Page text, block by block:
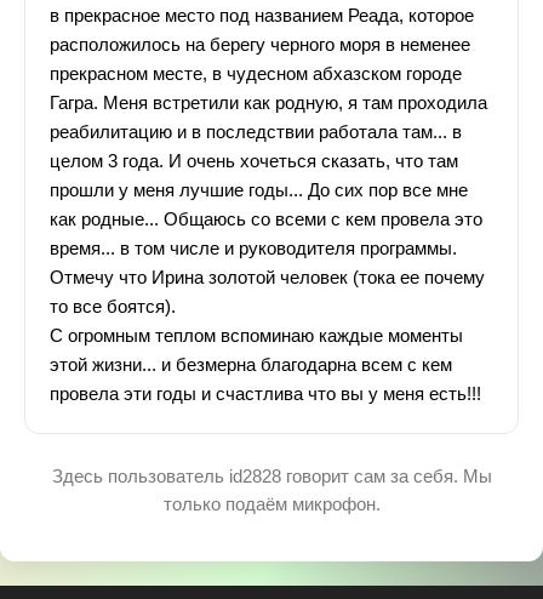
в прекрасное место под названием Реада, которое
расположилось на берегу черного моря в неменее
прекрасном месте, в чудесном абхазском городе
Гагра. Меня встретили как родную, я там проходила
реабилитацию и в последствии работала там... в
целом 3 года. И очень хочеться сказать, что там
прошли у меня лучшие годы... До сих пор все мне
как родные... Общаюсь со всеми с кем провела это
время... в том числе и руководителя программы.
Отмечу что Ирина золотой человек (тока ее почему
то все боятся).
С огромным теплом вспоминаю каждые моменты
этой жизни... и безмерна благодарна всем с кем
провела эти годы и счастлива что вы у меня есть!!!
Здесь пользователь id2828 говорит сам за себя. Мы
только подаём микрофон.